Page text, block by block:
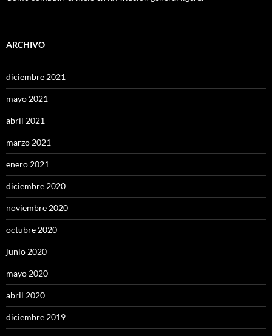
ARCHIVO
diciembre 2021
mayo 2021
abril 2021
marzo 2021
enero 2021
diciembre 2020
noviembre 2020
octubre 2020
junio 2020
mayo 2020
abril 2020
diciembre 2019